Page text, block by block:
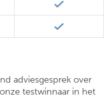
adviesgesprek over
testwinnaar in het